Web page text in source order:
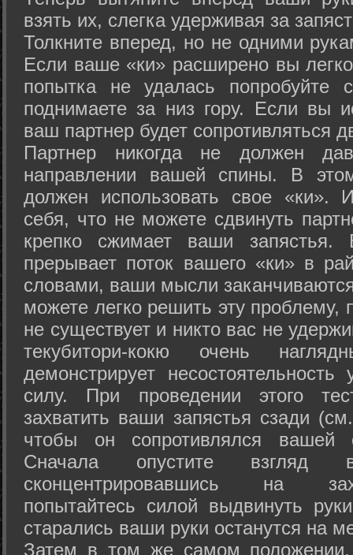
взять их, слегка удерживая за
Толкните вперед, но не одними
Если ваше «ки» расширено вы
попытка не удалась попробуйте
поднимаете за низ гору. Если вы
ваш партнер будет сопротивляться
Партнер никогда не должен
направлении вашей спины. В
должен использовать свое «ки».
себя, что не можете сдвинуть
крепко сжимает ваши запястья.
прерывает поток вашего «ки» в
словами, ваши мысли
можете легко решить эту проблему,
не существует и никто вас не
текубитори-кокю очень
демонстрирует
силу. При проведении этого
захватить ваши запястья сзади
чтобы он сопротивлялся вашей
Сначала опустите
сконцентрировавшись на
попытайтесь силой выдвинуть
старались ваши руки останутся на
Затем в том же самом положении,